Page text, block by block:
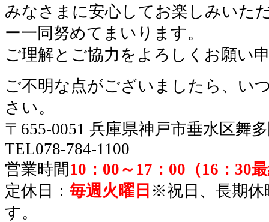
みなさまに安心してお楽しみいた
ー一同努めてまいります。
ご理解とご協力をよろしくお願い
ご不明な点がございましたら、い
さい。
〒655-0051 兵庫県神戸市垂水区舞
TEL078-784-1100
営業時間 10：00～17：00（16：30
定休日： 毎週火曜日 ※祝日、長期休
す。